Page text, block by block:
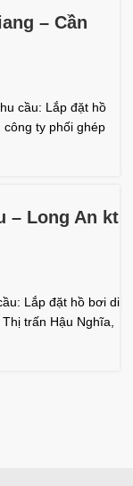
– Cần
cầu: Lắp đặt hồ
ty phối ghép
– Long An kt
Lắp đặt hồ bơi di
trấn Hậu Nghĩa,